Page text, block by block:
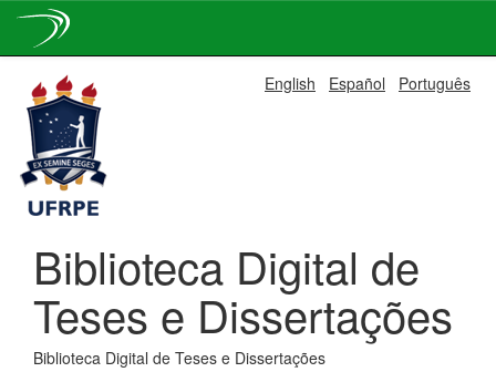
navigation
English Español Português
Biblioteca Digital de
Teses e Dissertações
Biblioteca Digital de Teses e Dissertações